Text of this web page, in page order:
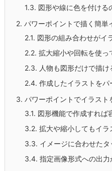
1.3. 図形や線に色を付ける
2. パワーポイントで描く簡単
2.1. 図形の組み合わせがイ
2.2. 拡大縮小や回転を使っ
2.3. 人物も図形だけで描け
2.4. 作成したイラストをパ
3. パワーポイントでイラスト
3.1. 図形機能で作成すれば
3.2. 拡大や縮小してもイラ
3.3. イメージに合わせたタ
3.4. 指定画像形式への出力